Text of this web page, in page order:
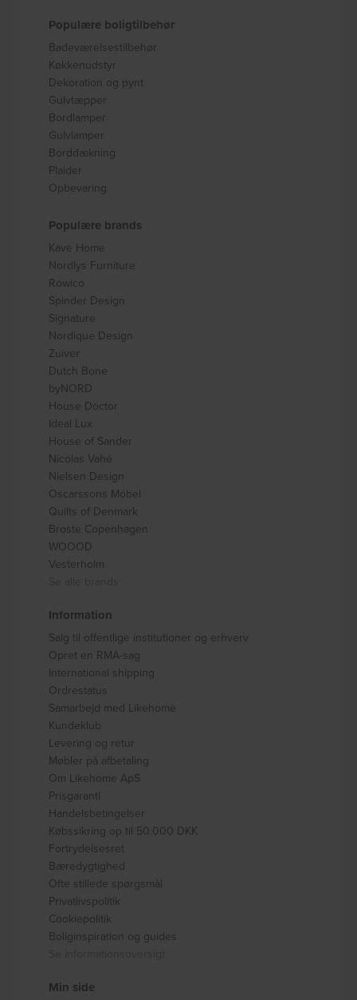
Populære boligtilbehør
Badeværelsestilbehør
Køkkenudstyr
Dekoration og pynt
Gulvtæpper
Bordlamper
Gulvlamper
Borddækning
Plaider
Opbevaring
Populære brands
Kave Home
Nordlys Furniture
Rowico
Spinder Design
Signature
Nordique Design
Zuiver
Dutch Bone
byNORD
House Doctor
Ideal Lux
House of Sander
Nicolas Vahé
Nielsen Design
Oscarssons Móbel
Quilts of Denmark
Broste Copenhagen
WOOOD
Vesterholm
Information
Salg til offentlige institutioner og erhverv
Opret en RMA-sag
International shipping
Ordrestatus
Samarbejd med Likehome
Kundeklub
Levering og retur
Møbler på afbetaling
Om Likehome ApS
Prisgaranti
Handelsbetingelser
Købssikring op til 50.000 DKK
Fortrydelsesret
Bæredygtighed
Ofte stillede spørgsmål
Privatlivspolitik
Cookiepolitik
Boliginspiration og guides
Min side